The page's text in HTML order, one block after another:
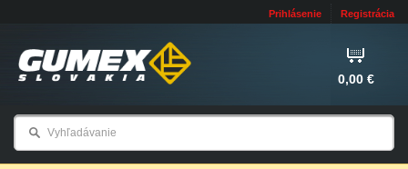
Prihlásenie Registrácia
0,00 €